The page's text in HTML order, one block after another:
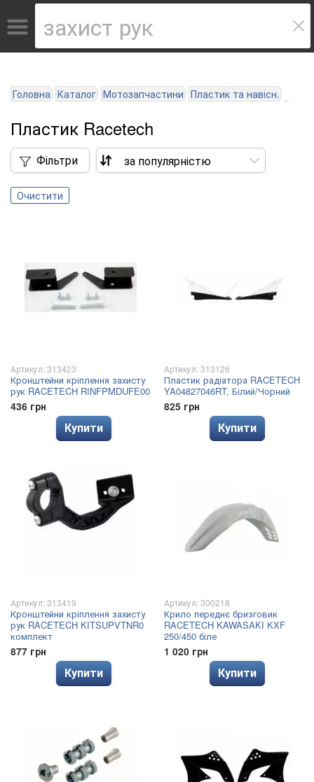
Головна Каталог Мотозапчастини Пластик та навісн.
Пластик Racetech
Фільтри
Очистити
Артикул: 313423
Кронштейни кріплення захисту
рук RACETECH RINFPMDUFE00
436 грн
Купити
Артикул: 313126
Пластик радіатора RACETECH
YA04827046RT, Білий/Чорний
825 грн
Купити
Артикул: 313419
Кронштейни кріплення захисту
рук RACETECH KITSUPVTNR0
комплект
877 грн
Купити
Артикул: 300218
Крило переднє бризговик
RACETECH KAWASAKI KXF
250/450 біле
1 020 грн
Купити